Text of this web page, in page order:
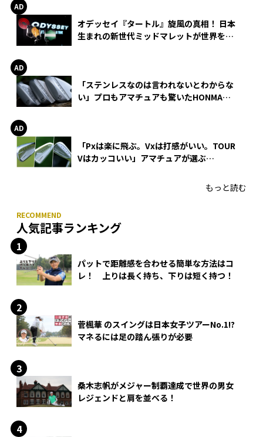
オデッセイ『タートル』旋風の真相！ 日本
生まれの新世代ミッドマレットが世界を席
「ステンレスなのは言われないとわからな
い」プロもアマチュアも驚いたHONMA
「Pxは楽に飛ぶ。Vxは打感がいい。TOUR
Vはカッコいい」アマチュアが選ぶ
もっと読む
人気記事ランキング
パットで距離感を合わせる簡単な方法はコ
レ！ 上りは長く持ち、下りは短く持つ！
菅楓華 のスイングは日本女子ツアーNo.1!?
マネるには足の踏ん張りが必要
桑木志帆がメジャー制覇達成で世界の男女
レジェンドと肩を並べる！